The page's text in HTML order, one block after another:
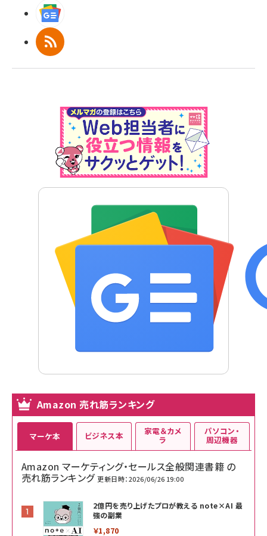
RSS
Amazon 売れ筋ランキング
マーケ本
Amazon マーケティング・セールス全般関連書籍 の
売れ筋ランキング 更新日時：2026/06/26 19:00
2億円を売り上げたプロが教える note×AI 最
強の副業
￥1,870
ビジネス本 家電＆カメ
ラ
パソコン・
周辺機器